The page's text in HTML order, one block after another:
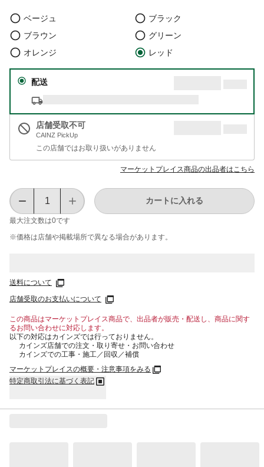
ベージュ
ブラック
ブラウン
グリーン
オレンジ
レッド
配送
店舗受取不可
CAINZ PickUp
この店舗ではお取り扱いがありません
マーケットプレイス商品の出品者はこちら
最大注文数は0です
カートに入れる
※価格は​店舗や​掲載場所で​異なる​場合が​あります。
送料について
店舗受取のお支払いについて
この商品はマーケットプレイス商品で、出品者が販売・配送し、商品に関す
るお問い合わせに対応します。
以下の対応はカインズでは行っておりません。
カインズ店舗での注文・取り寄せ・お問い合わせ
カインズでの工事・施工／回収／補償
マーケットプレイスの概要・注意事項をみる
特定商取引法に基づく表記